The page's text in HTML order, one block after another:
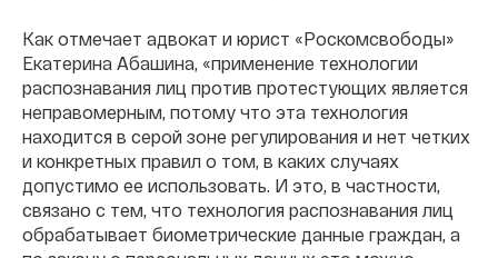
Как отмечает адвокат и юрист «Роскомсвободы»
Екатерина Абашина, «применение технологии
распознавания лиц против протестующих является
неправомерным, потому что эта технология
находится в серой зоне регулирования и нет четких
и конкретных правил о том, в каких случаях
допустимо ее использовать. И это, в частности,
связано с тем, что технология распознавания лиц
обрабатывает биометрические данные граждан, а